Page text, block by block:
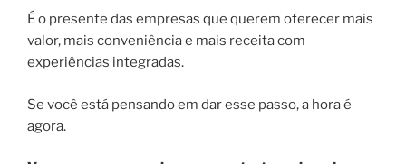
É o presente das empresas que querem oferecer mais
valor, mais conveniência e mais receita com
experiências integradas.
Se você está pensando em dar esse passo, a hora é
agora.